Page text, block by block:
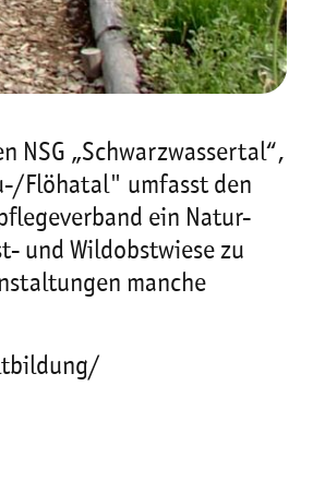
NSG „Schwarzwassertal“,
Flöhatal" umfasst den
ein Natur-
und Wildobstwiese zu
manche